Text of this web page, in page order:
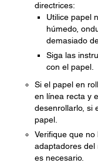
directrices:
Utilice papel
húmedo,
demasiado
Siga las
con el papel.
Si el papel en
en línea recta y
desenrollarlo, si
papel.
Verifique que
adaptadores del
es necesario.